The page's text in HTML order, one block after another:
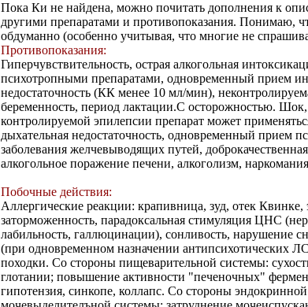
Пока Ки не найдена, можно почитать дополнения к
другими препаратами и противопоказания. Понимаю,
обдуманно (особенно учитывая, что многие не
Противопоказания:
Гиперчувствительность, острая алкогольная
психотропными препаратами, одновременный прием
недостаточность (КК менее 10 мл/мин),
беременность, период лактации.C осторожностью.
контролируемой эпилепсии препарат может
дыхательная недостаточность, одновременный прием
заболевания желчевыводящих путей,
алкогольное поражение печени, алкоголизм,
Побочные действия:
Аллергические реакции: крапивница, зуд, отек
заторможенность, парадоксальная стимуляция ЦНС
лабильность, галлюцинации), сонливость, нарушение
(при одновременном назначении антипсихотических
походки. Со стороны пищеварительной системы:
глотании; повышение активности "печеночных"
гипотензия, синкопе, коллапс. Со стороны